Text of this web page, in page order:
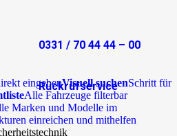
0331 / 70 44 44 – 00
Rückrufservice
eingebenVisuell suchenSchritt für
Alle Fahrzeuge filterbar
Marken und Modelle im
einreichen und mithelfen